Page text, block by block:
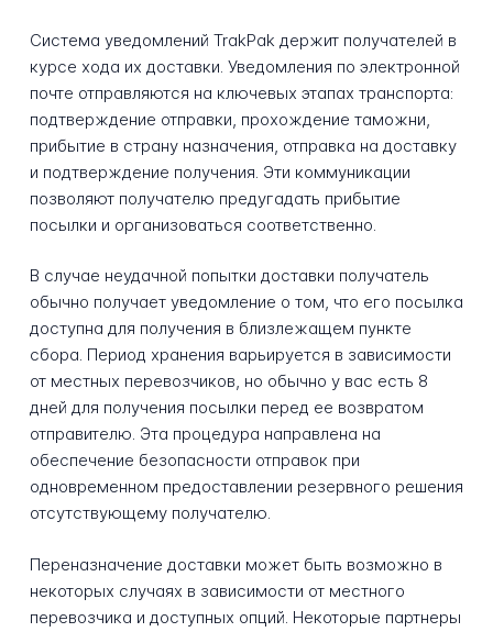
Система уведомлений TrakPak держит получателей в
курсе хода их доставки. Уведомления по электронной
почте отправляются на ключевых этапах транспорта:
подтверждение отправки, прохождение таможни,
прибытие в страну назначения, отправка на доставку
и подтверждение получения. Эти коммуникации
позволяют получателю предугадать прибытие
посылки и организоваться соответственно.
В случае неудачной попытки доставки получатель
обычно получает уведомление о том, что его посылка
доступна для получения в близлежащем пункте
сбора. Период хранения варьируется в зависимости
от местных перевозчиков, но обычно у вас есть 8
дней для получения посылки перед ее возвратом
отправителю. Эта процедура направлена на
обеспечение безопасности отправок при
одновременном предоставлении резервного решения
отсутствующему получателю.
Переназначение доставки может быть возможно в
некоторых случаях в зависимости от местного
перевозчика и доступных опций. Некоторые партнеры